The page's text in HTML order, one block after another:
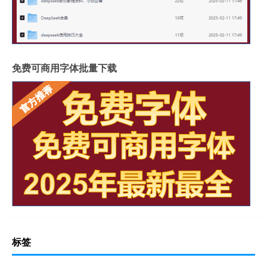
免费可商用字体批量下载
标签